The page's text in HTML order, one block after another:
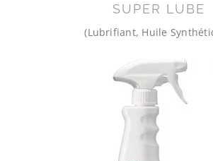
SUPER LUBE
(Lubrifiant, Huile